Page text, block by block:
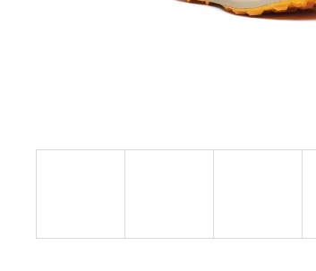
BOTY CRAFT ENDURANCE 3 - BÍLÁ